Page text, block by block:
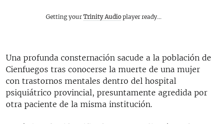
Getting yourTrinity Audio player ready...
Una profunda consternación sacude a la población de
Cienfuegos tras conocerse la muerte de una mujer
con trastornos mentales dentro del hospital
psiquiátrico provincial, presuntamente agredida por
otra paciente de la misma institución.